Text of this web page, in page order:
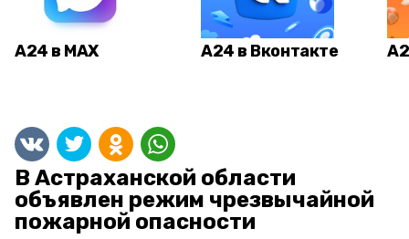
А24 в MAX А24 в Вконтакте
В Астраханской области
объявлен режим чрезвычайной
пожарной опасности